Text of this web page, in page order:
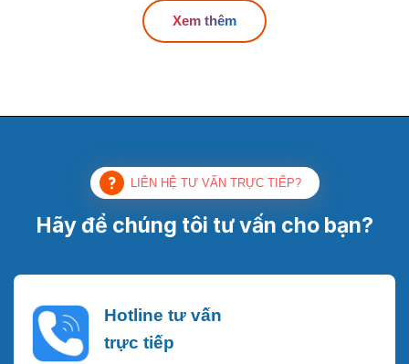
Xem thêm
LIÊN HỆ TƯ VẤN TRỰC TIẾP?
Hãy để chúng tôi tư vấn cho bạn?
Hotline tư vấn
trực tiếp